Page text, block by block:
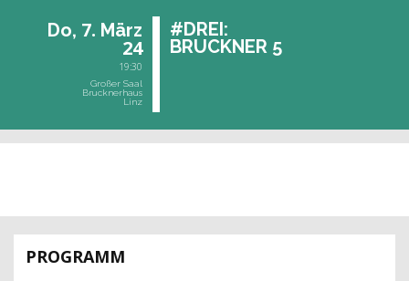
Do, 7. März
24
19:30
Großer Saal
Brucknerhaus
Linz
#DREI:
BRUCK­NER 5
PROGRAMM